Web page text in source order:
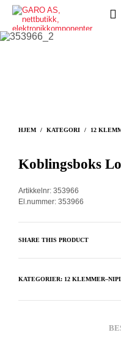
HJEM / KATEGORI / 12
Koblingsboks
Artikkelnr: 353966
El.nummer: 353966
SHARE THIS PRODUCT
KATEGORIER: 12